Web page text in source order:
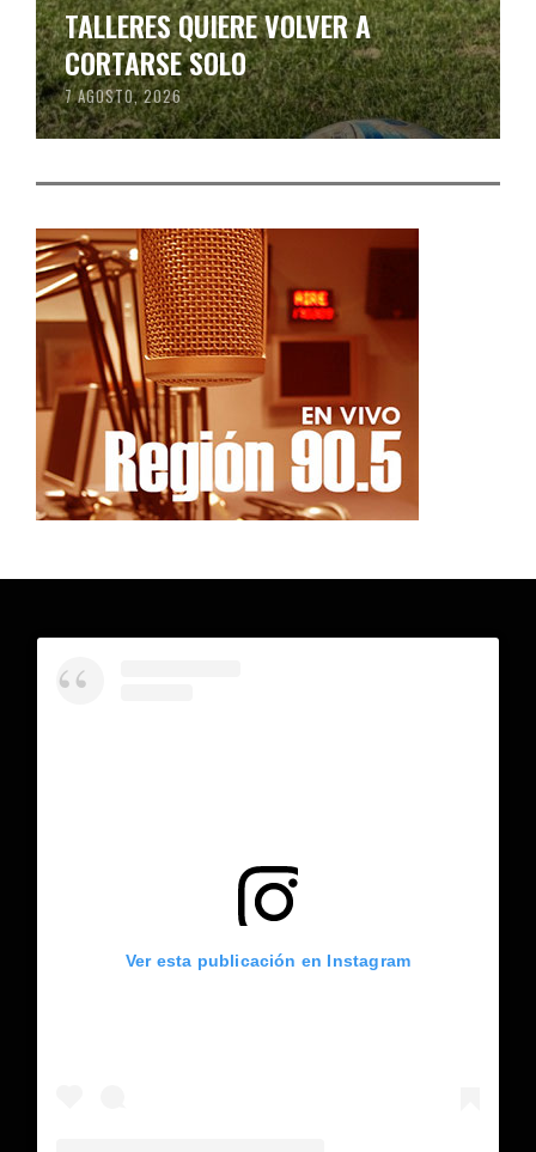
TALLERES QUIERE VOLVER A
CORTARSE SOLO
7 AGOSTO, 2026
Ver esta publicación en Instagram